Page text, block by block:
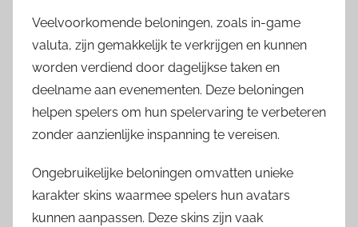
Veelvoorkomende beloningen, zoals in-game
valuta, zijn gemakkelijk te verkrijgen en kunnen
worden verdiend door dagelijkse taken en
deelname aan evenementen. Deze beloningen
helpen spelers om hun spelervaring te verbeteren
zonder aanzienlijke inspanning te vereisen.
Ongebruikelijke beloningen omvatten unieke
karakter skins waarmee spelers hun avatars
kunnen aanpassen. Deze skins zijn vaak